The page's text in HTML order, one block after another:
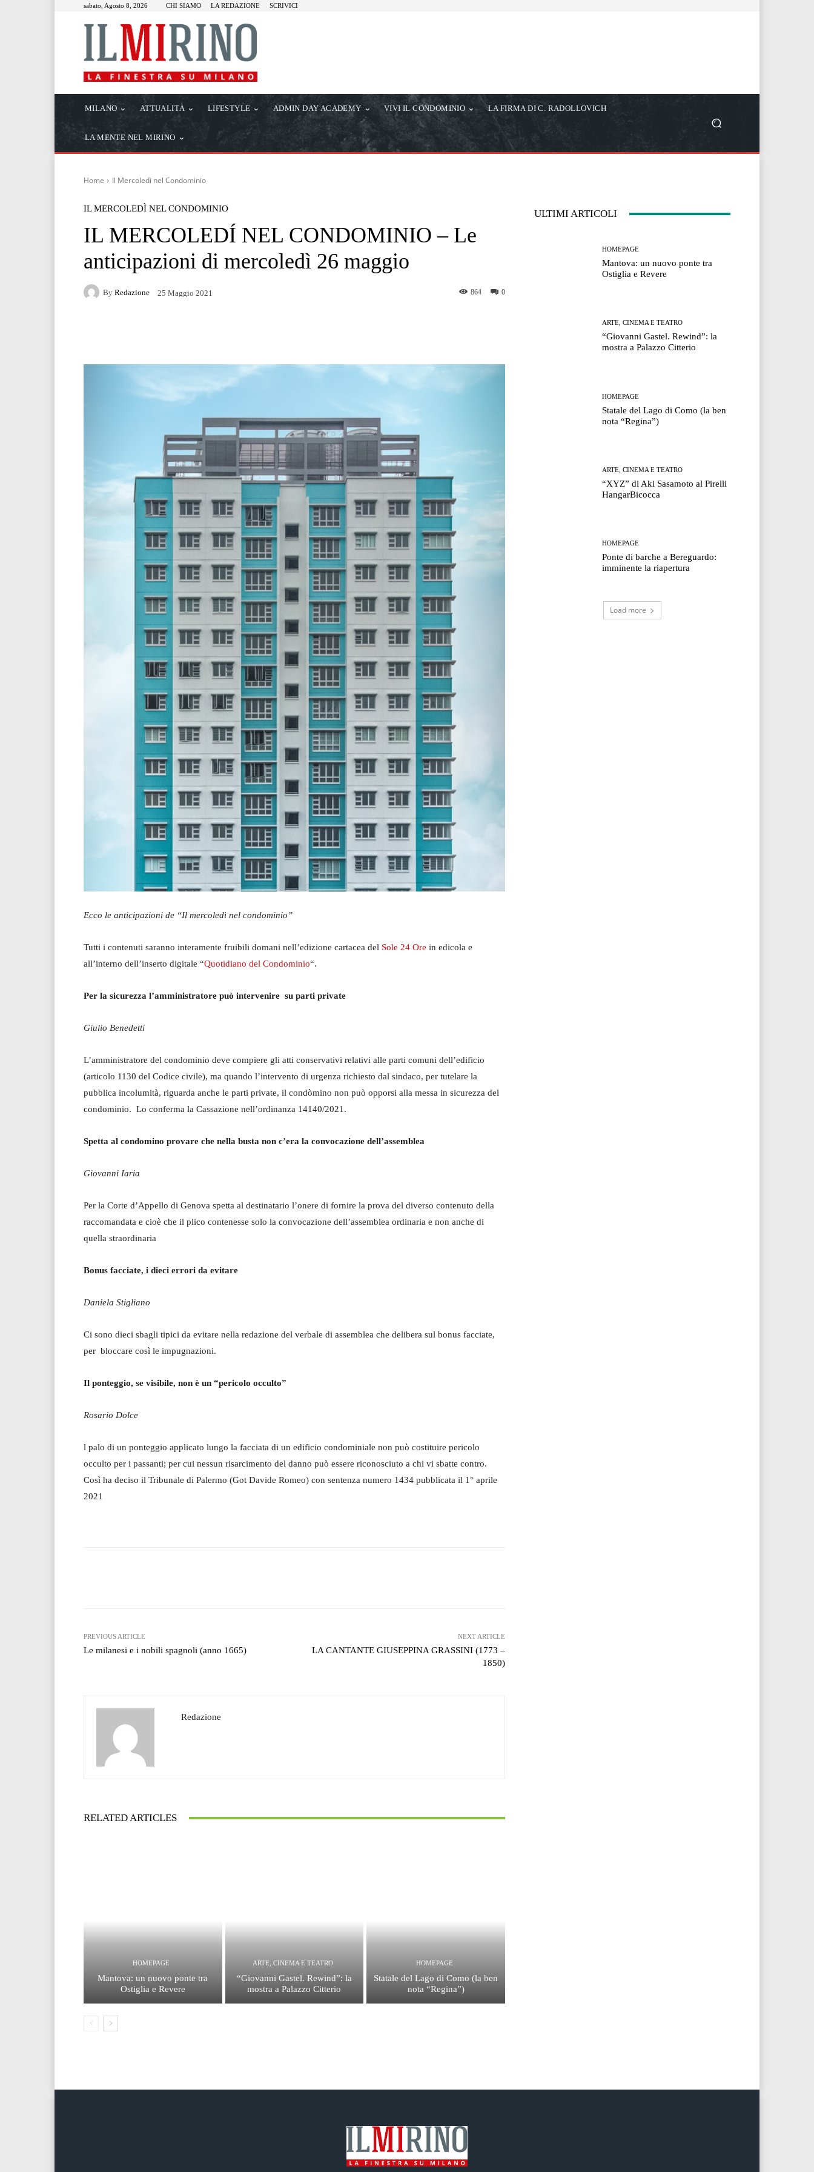
sabato, Agosto 8, 2026 CHI SIAMO LA REDAZIONE SCRIVICI
MILANO ATTUALITÀ LIFESTYLE ADMIN DAY ACADEMY VIVI IL CONDOMINIO LA FIRMA DI C. RADOLLOVICH
LA MENTE NEL MIRINO
Home Il Mercoledì nel Condominio
IL MERCOLEDÌ NEL CONDOMINIO
IL MERCOLEDÍ NEL CONDOMINIO – Le
anticipazioni di mercoledì 26 maggio
By Redazione 25 Maggio 2021 0
864
Ecco le anticipazioni de “Il mercoledì nel condominio”
Tutti i contenuti saranno interamente fruibili domani nell’edizione cartacea del Sole 24 Ore in edicola e
all’interno dell’inserto digitale “Quotidiano del Condominio“.
Per la sicurezza l’amministratore può intervenire su parti private
Giulio Benedetti
L’amministratore del condominio deve compiere gli atti conservativi relativi alle parti comuni dell’edificio
(articolo 1130 del Codice civile), ma quando l’intervento di urgenza richiesto dal sindaco, per tutelare la
pubblica incolumità, riguarda anche le parti private, il condòmino non può opporsi alla messa in sicurezza del
condominio. Lo conferma la Cassazione nell’ordinanza 14140/2021.
Spetta al condomino provare che nella busta non c’era la convocazione dell’assemblea
Giovanni Iaria
Per la Corte d’Appello di Genova spetta al destinatario l’onere di fornire la prova del diverso contenuto della
raccomandata e cioè che il plico contenesse solo la convocazione dell’assemblea ordinaria e non anche di
quella straordinaria
Bonus facciate, i dieci errori da evitare
Daniela Stigliano
Ci sono dieci sbagli tipici da evitare nella redazione del verbale di assemblea che delibera sul bonus facciate,
per bloccare così le impugnazioni.
Il ponteggio, se visibile, non è un “pericolo occulto”
Rosario Dolce
l palo di un ponteggio applicato lungo la facciata di un edificio condominiale non può costituire pericolo
occulto per i passanti; per cui nessun risarcimento del danno può essere riconosciuto a chi vi sbatte contro.
Così ha deciso il Tribunale di Palermo (Got Davide Romeo) con sentenza numero 1434 pubblicata il 1° aprile
2021
PREVIOUS ARTICLE
Le milanesi e i nobili spagnoli (anno 1665)
NEXT ARTICLE
LA CANTANTE GIUSEPPINA GRASSINI (1773 –
1850)
Redazione
RELATED ARTICLES
HOMEPAGE
Mantova: un nuovo ponte tra
Ostiglia e Revere
ARTE, CINEMA E TEATRO
“Giovanni Gastel. Rewind”: la
mostra a Palazzo Citterio
HOMEPAGE
Statale del Lago di Como (la ben
nota “Regina”)
ULTIMI ARTICOLI
HOMEPAGE
Mantova: un nuovo ponte tra
Ostiglia e Revere
ARTE, CINEMA E TEATRO
“Giovanni Gastel. Rewind”: la
mostra a Palazzo Citterio
HOMEPAGE
Statale del Lago di Como (la ben
nota “Regina”)
ARTE, CINEMA E TEATRO
“XYZ” di Aki Sasamoto al Pirelli
HangarBicocca
HOMEPAGE
Ponte di barche a Bereguardo:
imminente la riapertura
Load more